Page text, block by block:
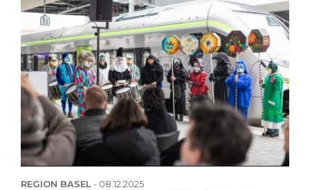
REGION BASEL- 08.12.2025